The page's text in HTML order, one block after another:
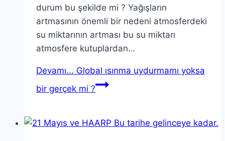
durum bu şekilde mi ? Yağışların
artmasının önemli bir nedeni atmosferdeki
su miktarının artması bu su miktarı
atmosfere kutuplardan…
Devamı... Global ısınma uydurmamı yoksa
bir gerçek mi ?